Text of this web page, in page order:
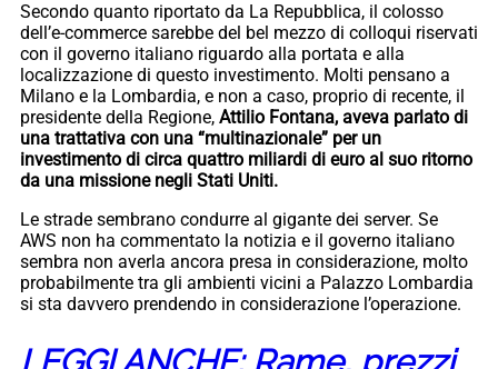
Secondo quanto riportato da La Repubblica, il colosso
dell’e-commerce sarebbe del bel mezzo di colloqui riservati
con il governo italiano riguardo alla portata e alla
localizzazione di questo investimento. Molti pensano a
Milano e la Lombardia, e non a caso, proprio di recente, il
presidente della Regione, Attilio Fontana, aveva parlato di
una trattativa con una “multinazionale” per un
investimento di circa quattro miliardi di euro al suo ritorno
da una missione negli Stati Uniti.
Le strade sembrano condurre al gigante dei server. Se
AWS non ha commentato la notizia e il governo italiano
sembra non averla ancora presa in considerazione, molto
probabilmente tra gli ambienti vicini a Palazzo Lombardia
si sta davvero prendendo in considerazione l’operazione.